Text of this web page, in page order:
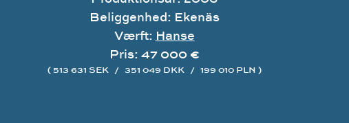
Beliggenhed: Ekenäs
Værft: Hanse
Pris: 47 000 €
( 513 631 SEK / 351 049 DKK / 199 010 PLN )